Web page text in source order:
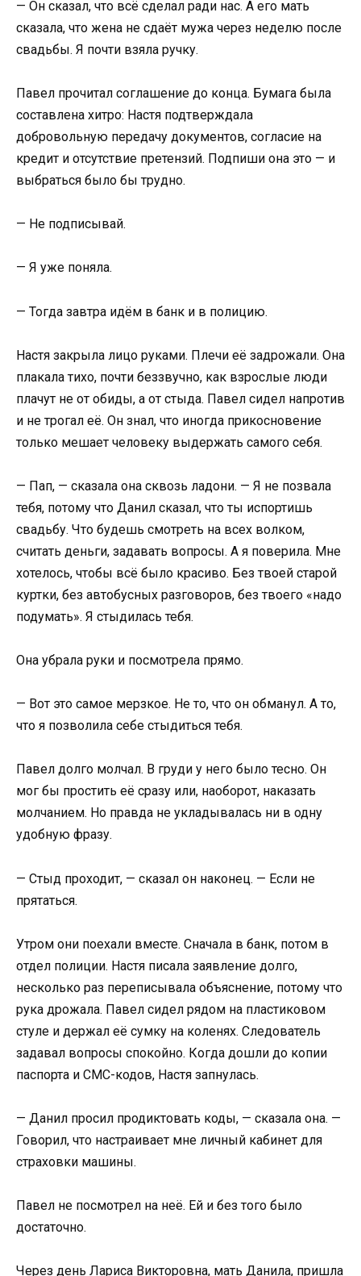
— Он сказал, что всё сделал ради нас. А его мать
сказала, что жена не сдаёт мужа через неделю после
свадьбы. Я почти взяла ручку.
Павел прочитал соглашение до конца. Бумага была
составлена хитро: Настя подтверждала
добровольную передачу документов, согласие на
кредит и отсутствие претензий. Подпиши она это — и
выбраться было бы трудно.
— Не подписывай.
— Я уже поняла.
— Тогда завтра идём в банк и в полицию.
Настя закрыла лицо руками. Плечи её задрожали. Она
плакала тихо, почти беззвучно, как взрослые люди
плачут не от обиды, а от стыда. Павел сидел напротив
и не трогал её. Он знал, что иногда прикосновение
только мешает человеку выдержать самого себя.
— Пап, — сказала она сквозь ладони. — Я не позвала
тебя, потому что Данил сказал, что ты испортишь
свадьбу. Что будешь смотреть на всех волком,
считать деньги, задавать вопросы. А я поверила. Мне
хотелось, чтобы всё было красиво. Без твоей старой
куртки, без автобусных разговоров, без твоего «надо
подумать». Я стыдилась тебя.
Она убрала руки и посмотрела прямо.
— Вот это самое мерзкое. Не то, что он обманул. А то,
что я позволила себе стыдиться тебя.
Павел долго молчал. В груди у него было тесно. Он
мог бы простить её сразу или, наоборот, наказать
молчанием. Но правда не укладывалась ни в одну
удобную фразу.
— Стыд проходит, — сказал он наконец. — Если не
прятаться.
Утром они поехали вместе. Сначала в банк, потом в
отдел полиции. Настя писала заявление долго,
несколько раз переписывала объяснение, потому что
рука дрожала. Павел сидел рядом на пластиковом
стуле и держал её сумку на коленях. Следователь
задавал вопросы спокойно. Когда дошли до копии
паспорта и СМС-кодов, Настя запнулась.
— Данил просил продиктовать коды, — сказала она. —
Говорил, что настраивает мне личный кабинет для
страховки машины.
Павел не посмотрел на неё. Ей и без того было
достаточно.
Через день Лариса Викторовна, мать Данила, пришла